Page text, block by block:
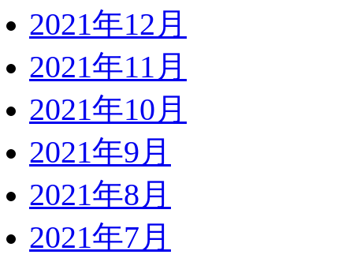
2021年12月
2021年11月
2021年10月
2021年9月
2021年8月
2021年7月